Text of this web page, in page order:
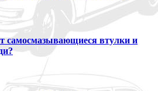
самосмазывающиеся втулки и